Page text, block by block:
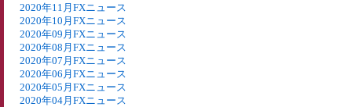
2020年11月FXニュース
2020年10月FXニュース
2020年09月FXニュース
2020年08月FXニュース
2020年07月FXニュース
2020年06月FXニュース
2020年05月FXニュース
2020年04月FXニュース